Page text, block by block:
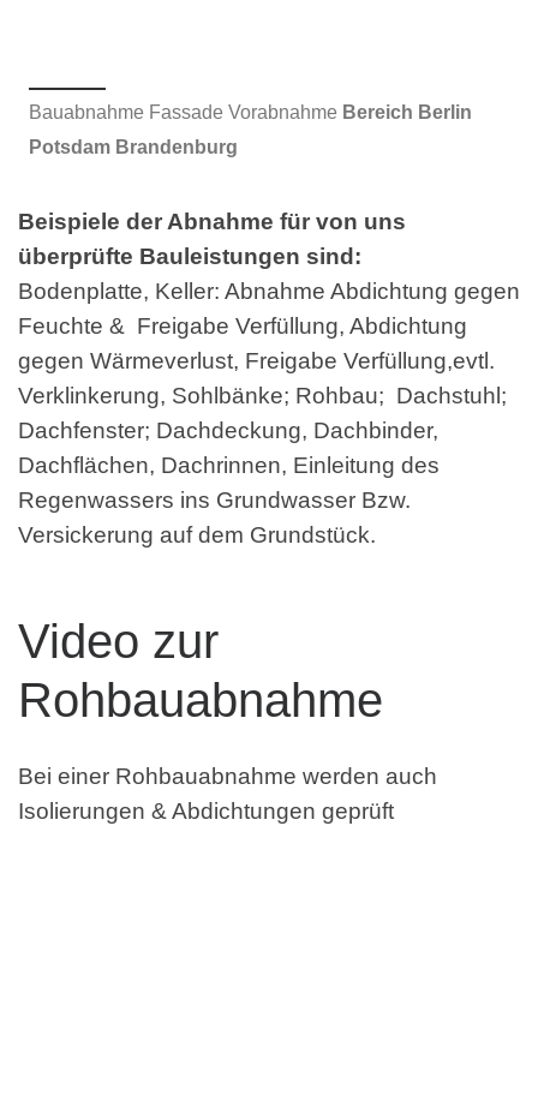
Bauabnahme Fassade Vorabnahme Bereich Berlin
Potsdam Brandenburg
Beispiele der Abnahme für von uns
überprüfte Bauleistungen sind:
Bodenplatte, Keller: Abnahme Abdichtung gegen
Feuchte & Freigabe Verfüllung, Abdichtung
gegen Wärmeverlust, Freigabe Verfüllung,evtl.
Verklinkerung, Sohlbänke; Rohbau; Dachstuhl;
Dachfenster; Dachdeckung, Dachbinder,
Dachflächen, Dachrinnen, Einleitung des
Regenwassers ins Grundwasser Bzw.
Versickerung auf dem Grundstück.
Video zur
Rohbauabnahme
Bei einer Rohbauabnahme werden auch
Isolierungen & Abdichtungen geprüft